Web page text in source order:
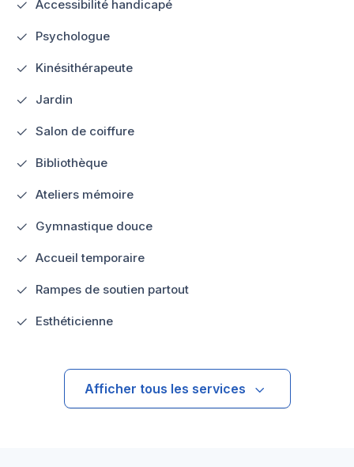
Accessibilité handicapé
Psychologue
Kinésithérapeute
Jardin
Salon de coiffure
Bibliothèque
Ateliers mémoire
Gymnastique douce
Accueil temporaire
Rampes de soutien partout
Esthéticienne
Afficher tous les services